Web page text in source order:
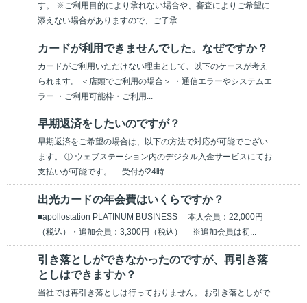
す。 ※ご利用目的により承れない場合や、審査によりご希望に
添えない場合がありますので、ご了承...
カードが利用できませんでした。なぜですか？
カードがご利用いただけない理由として、以下のケースが考え
られます。 ＜店頭でご利用の場合＞ ・通信エラーやシステムエ
ラー ・ご利用可能枠・ご利用...
早期返済をしたいのですが？
早期返済をご希望の場合は、以下の方法で対応が可能でござい
ます。 ① ウェブステーション内のデジタル入金サービスにてお
支払いが可能です。 受付が24時...
出光カードの年会費はいくらですか？
■apollostation PLATINUM BUSINESS 本人会員：22,000円
（税込）・追加会員：3,300円（税込） ※追加会員は初...
引き落としができなかったのですが、再引き落
としはできますか？
当社では再引き落としは行っておりません。 お引き落としがで